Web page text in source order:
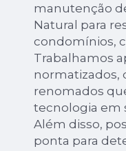
manutenção
Natural para
condomínios,
Trabalhamos
normatizados,
renomados
tecnologia em
Além disso,
ponta para